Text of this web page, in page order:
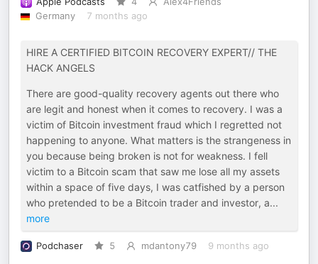
Germany
7 months ago
HIRE A CERTIFIED BITCOIN RECOVERY EXPERT// THE
HACK ANGELS
There are good-quality recovery agents out there who
are legit and honest when it comes to recovery. I was a
victim of Bitcoin investment fraud which I regretted not
happening to anyone. What matters is the strangeness in
you because being broken is not for weakness. I fell
victim to a Bitcoin scam that saw me lose all my assets
within a space of five days, I was catfished by a person
who pretended to be a Bitcoin trader and investor, a...
more
Podchaser 5 mdantony79 9 months ago